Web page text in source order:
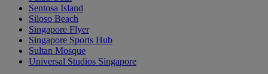
Sentosa Island
Siloso Beach
Singapore Flyer
Singapore Sports Hub
Sultan Mosque
Universal Studios Singapore